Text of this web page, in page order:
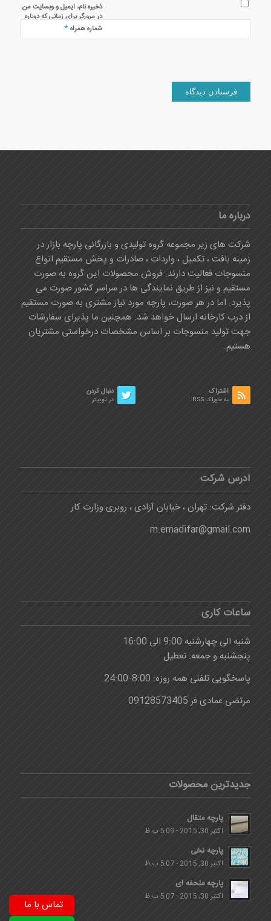
ذخیره نام، ایمیل و وبسایت من
در مرورگر برای زمانی که دوباره
دیدگاهی می‌نویسم.
شماره همراه*
تماس با ما
درباره ما
شرکت های زیر مجموعه گروه تولیدی و بازرگانی پارچه بازار در
زمینه بافت ، تکمیل ، واردات ، صادرات و پخش مستقیم انواع
منسوجات فعالیت دارند. فروش محصولات این گروه به صورت
مستقیم و نیز از طریق نمایندگی ها در سراسر کشور صورت می
پذیرد. اما در هر صورت، پارچه مورد نیاز مشتری به صورت مستقیم
از درب کارخانه ارسال خواهد شد. همچنین ما پذیرای سفارشات
جهت تولید منسوجات بر اساس مشخصات درخواستی مشتریان
هستیم.
دنبال کردن
در توییتر
اشتراک
به خوراک RSS
آدرس شرکت
دفتر شرکت: تهران ، خیابان آزادی ، روبری وزارت کار
m.emadifar@gmail.com
ساعات کاری
شنبه الی چهارشنبه 9:00 الی 16:00
پنجشنبه و جمعه: تعطیل
پاسخگویی تلفنی همه روزه: 8:00-24:00
مرتضی عمادی فر 09128573405
جدیدترین محصولات
پارچه متقال
اکتبر 30, 2015 - 5:09 ب.ظ
پارچه نخی
اکتبر 30, 2015 - 5:07 ب.ظ
پارچه ملحفه ای
اکتبر 30, 2015 - 5:07 ب.ظ